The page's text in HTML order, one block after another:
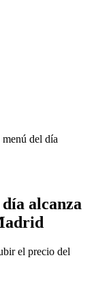
del día
alcanza
el precio del